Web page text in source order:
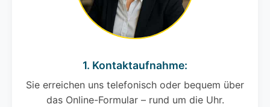
1. Kontaktaufnahme:
Sie erreichen uns telefonisch oder bequem über
das Online-Formular – rund um die Uhr.